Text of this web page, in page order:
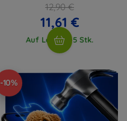
12,90 €
11,61 €
Auf Lager > 5 Stk.
-10%